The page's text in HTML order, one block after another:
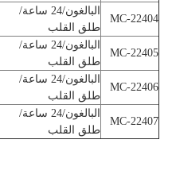
MC-22404
البالغون/24 ساعة/
طلق القلب
MC-22405
البالغون/24 ساعة/
طلق القلب
MC-22406
البالغون/24 ساعة/
طلق القلب
MC-22407
البالغون/24 ساعة/
طلق القلب